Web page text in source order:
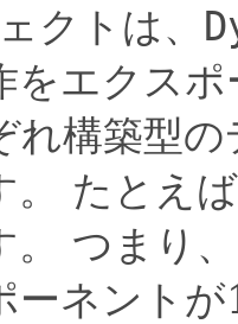
クトは、
をエクス
れ構築型
たとえ
つまり、
ーネント